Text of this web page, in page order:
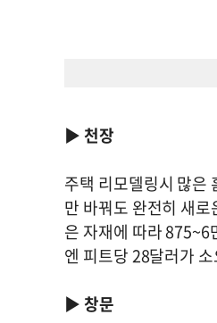
▶천장
주택 리모델링시 많은
만 바꿔도 완전히 새
은 자재에 따라
엔 피트당 28달러가
▶ 창문